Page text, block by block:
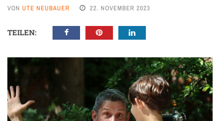
VON UTE NEUBAUER 22. NOVEMBER 2023
TEILEN: